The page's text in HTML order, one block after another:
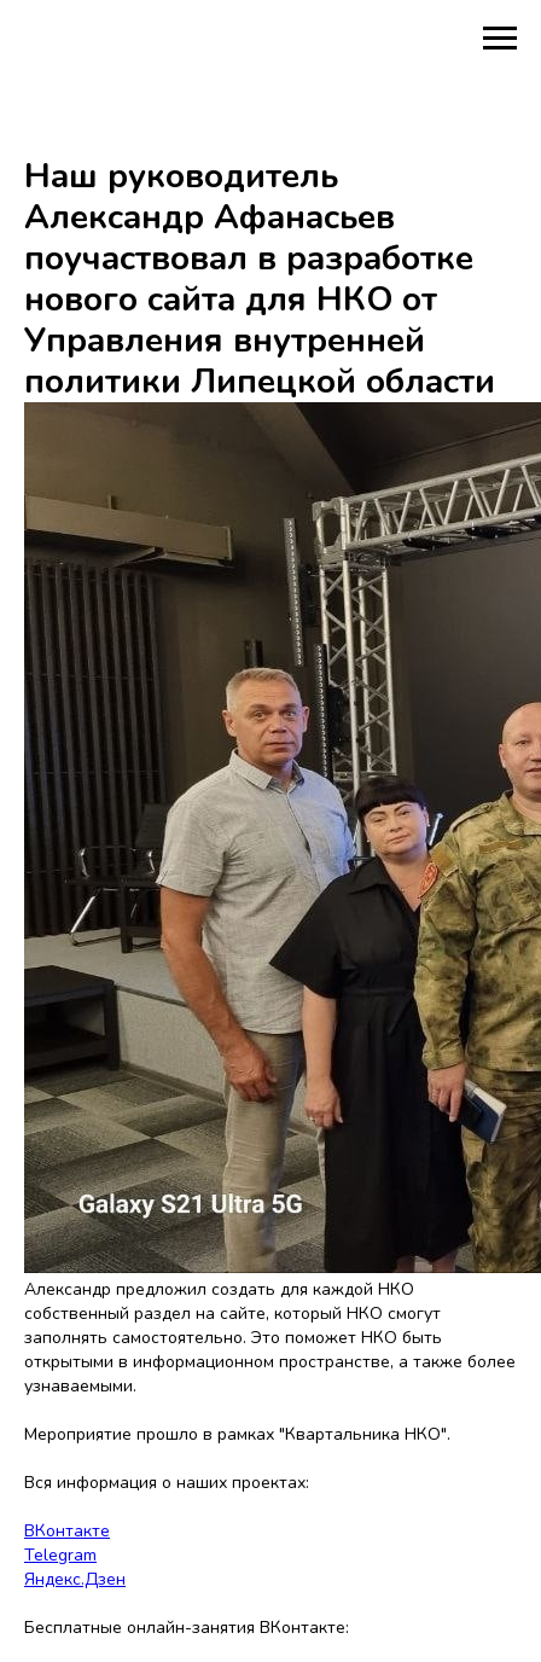
Наш руководитель
Александр Афанасьев
поучаствовал в разработке
нового сайта для НКО от
Управления внутренней
политики Липецкой области
Александр предложил создать для каждой НКО
собственный раздел на сайте, который НКО смогут
заполнять самостоятельно. Это поможет НКО быть
открытыми в информационном пространстве, а также более
узнаваемыми.
Мероприятие прошло в рамках "Квартальника НКО".
Вся информация о наших проектах:
ВКонтакте
Telegram
Яндекс.Дзен
Бесплатные онлайн-занятия ВКонтакте: